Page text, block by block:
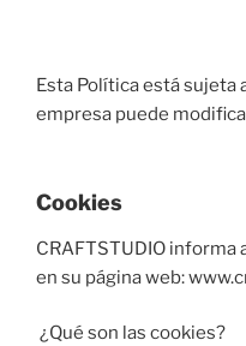
Esta Política está sujeta
empresa puede
Cookies
CRAFTSTUDIO informa
en su página web:
¿Qué son las cookies?